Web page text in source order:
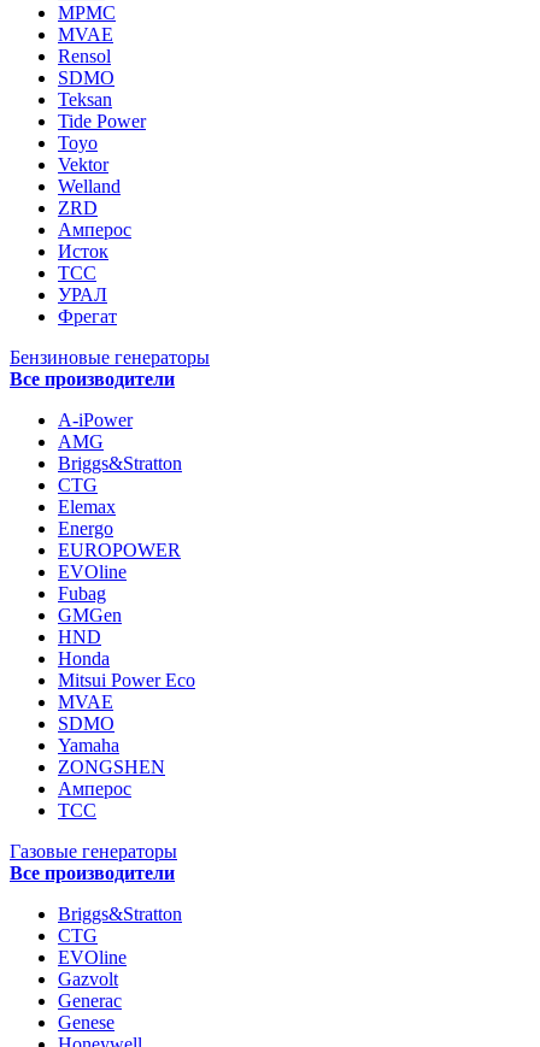
MPMC
MVAE
Rensol
SDMO
Teksan
Tide Power
Toyo
Vektor
Welland
ZRD
Амперос
Исток
ТСС
УРАЛ
Фрегат
Бензиновые генераторы
Все производители
A-iPower
AMG
Briggs&Stratton
CTG
Elemax
Energo
EUROPOWER
EVOline
Fubag
GMGen
HND
Honda
Mitsui Power Eco
MVAE
SDMO
Yamaha
ZONGSHEN
Амперос
ТСС
Газовые генераторы
Все производители
Briggs&Stratton
CTG
EVOline
Gazvolt
Generac
Genese